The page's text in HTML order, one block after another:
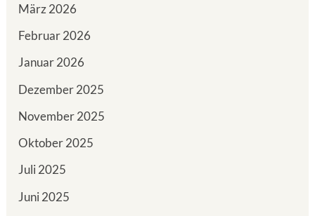
März 2026
Februar 2026
Januar 2026
Dezember 2025
November 2025
Oktober 2025
Juli 2025
Juni 2025